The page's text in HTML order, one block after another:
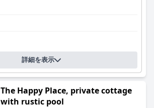
詳細を表示
The Happy Place, private cottage
with rustic pool